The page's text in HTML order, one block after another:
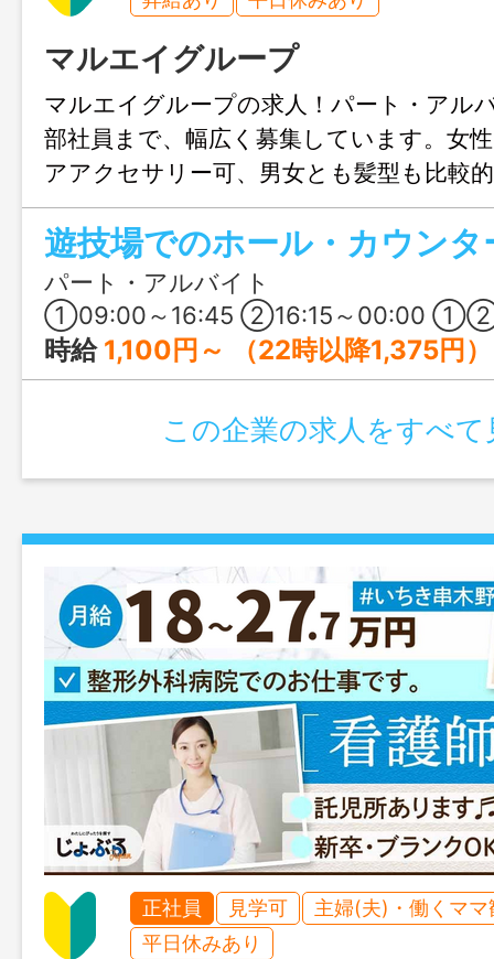
マルエイグループ
マルエイグループの求人！パート・アル
部社員まで、幅広く募集しています。女
アアクセサリー可、男女とも髪型も比較
も楽しめます！まずは、ご希望の働き方
さい♪
遊技場でのホール・カウン
パート・アルバイト
①09:00～16:45 ②16:15～00:00 ①②の時間で月130時
時給 1,100円～ （22時以降1,375円）
この企業の求人をすべて
正社員 見学可
主婦(夫)・働くママ
平日休みあり